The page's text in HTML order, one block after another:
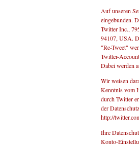
Auf unseren
eingebunden.
Twitter Inc.,
94107, USA.
"Re-Tweet"
Twitter-
Dabei werden
Wir weisen
Kenntnis vom
durch Twitter
der
http://
Ihre
Konto-